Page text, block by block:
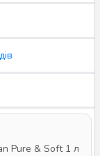
Pure & Soft 1 л